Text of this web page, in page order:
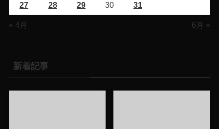
27 28 29 30 31
« 4月 6月 »
新着記事